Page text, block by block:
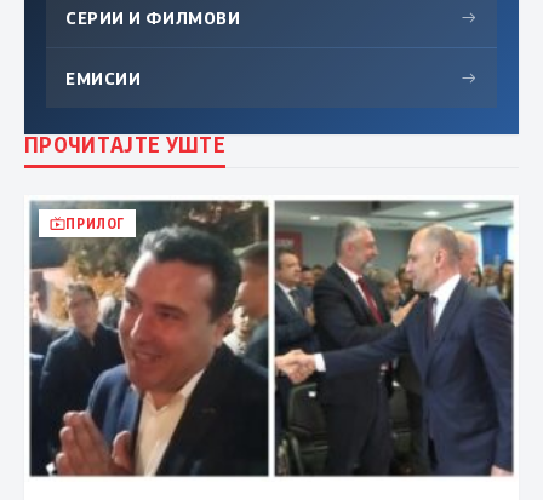
СЕРИИ И ФИЛМОВИ →
ЕМИСИИ →
ПРОЧИТАЈТЕ УШТЕ
ПРИЛОГ